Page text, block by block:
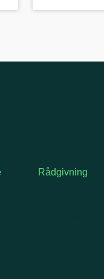
Rådgivning